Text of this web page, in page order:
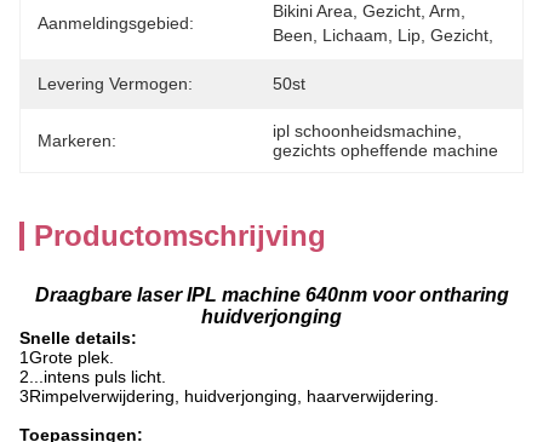
Aanmeldingsgebied:
Bikini Area, Gezicht, Arm,
Been, Lichaam, Lip, Gezicht,
Levering Vermogen: 50st
Markeren: ipl schoonheidsmachine
gezichts opheffende machine
Productomschrijving
Draagbare laser IPL machine 640nm voor ontharing
huidverjonging
Snelle details:
1Grote plek.
2...intens puls licht.
3Rimpelverwijdering, huidverjonging, haarverwijdering.
Toepassingen: